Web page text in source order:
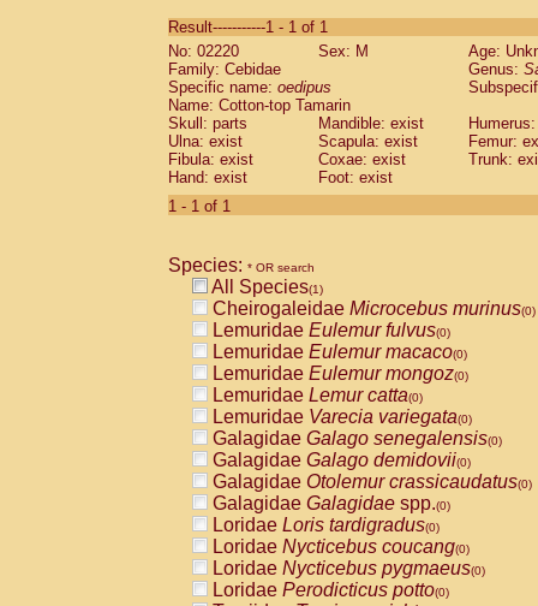
CebidaeSaguinus labiatus(0)
Cebidae Saguinus leucopus (0)
Cebidae
CebidaeSaguinus mystax
Cebidae Saguinus nigricollis (0)
Cebidae Saguinus oedipus
Cebidae Saguinus weddelli
Cebidae Saguinusspp.
Cebidae
CebidaeCebus capucinus
CebidaeCebus nigrivittatus
CebidaeCebus spp.(0)
CebidaeSaimiri boliviensis(0)
CebidaeSaimiri sciureus(0)
AtelidaeAlouatta caraya(0)
AtelidaeAlouatta fusca(0)
AtelidaeAlouatta seniculus(0)
AtelidaeAlouattaspp.(0)
AtelidaeAteles belzebuth(0)
AtelidaeAteles geoffroyi(0)
AtelidaeAteles paniscus(0)
AtelidaeAtelesspp.(0)
AtelidaeLagothrix lagothricha(0)
AtelidaeLagothrix lagothricha cana
PitheciidaeCacajao calvus
Result-----------1 - 1 of 1
No: 02220
Sex: M
Age:
Family: Cebidae
Genus:
Specific name: oedipus
Name: Cotton-top Tamarin
Skull: parts
Mandible: exist
Ulna: exist
Scapula: exist
Femur:
Fibula: exist
Coxae: exist
Trunk:
Hand: exist
Foot: exist
1 - 1 of 1
Species: * OR search
All Species(1)
Cheirogaleidae Microcebus murinus(0)
Lemuridae Eulemur fulvus(0)
Lemuridae Eulemur macaco(0)
Lemuridae Eulemur mongoz(0)
Lemuridae Lemur catta(0)
Lemuridae Varecia variegata(0)
Galagidae Galago senegalensis(0)
Galagidae Galago demidovii(0)
Galagidae Otolemur crassicaudatus(0)
Galagidae Galagidae spp.(0)
Loridae Loris tardigradus(0)
Loridae Nycticebus coucang(0)
Loridae Nycticebus pygmaeus(0)
Loridae Perodicticus potto(0)